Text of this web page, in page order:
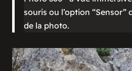
souris ou l’option “Sensor”
de la photo.